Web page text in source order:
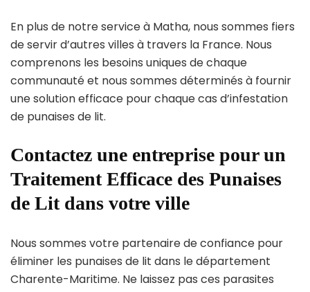
En plus de notre service à Matha, nous sommes fiers
de servir d’autres villes à travers la France. Nous
comprenons les besoins uniques de chaque
communauté et nous sommes déterminés à fournir
une solution efficace pour chaque cas d’infestation
de punaises de lit.
Contactez une entreprise pour un
Traitement Efficace des Punaises
de Lit dans votre ville
Nous sommes votre partenaire de confiance pour
éliminer les punaises de lit dans le département
Charente-Maritime. Ne laissez pas ces parasites